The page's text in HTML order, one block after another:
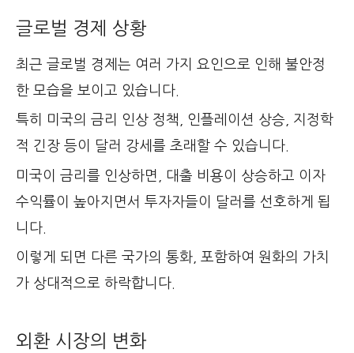
글로벌 경제 상황
최근 글로벌 경제는 여러 가지 요인으로 인해 불안정
한 모습을 보이고 있습니다.
특히 미국의 금리 인상 정책, 인플레이션 상승, 지정학
적 긴장 등이 달러 강세를 초래할 수 있습니다.
미국이 금리를 인상하면, 대출 비용이 상승하고 이자
수익률이 높아지면서 투자자들이 달러를 선호하게 됩
니다.
이렇게 되면 다른 국가의 통화, 포함하여 원화의 가치
가 상대적으로 하락합니다.
외환 시장의 변화